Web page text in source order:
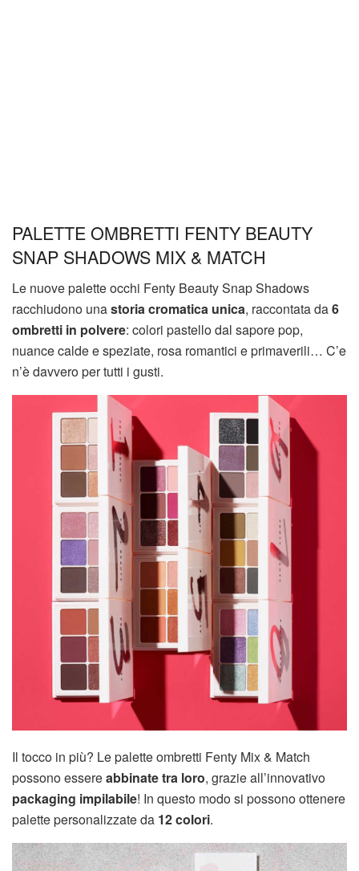
PALETTE OMBRETTI FENTY BEAUTY
SNAP SHADOWS MIX & MATCH
Le nuove palette occhi Fenty Beauty Snap Shadows
racchiudono unastoria cromatica unica, raccontata da6
ombretti in polvere: colori pastello dal sapore pop,
nuance calde e speziate, rosa romantici e primaverili… C’e
n’è davvero per tutti i gusti.
Il tocco in più? Le palette ombretti Fenty Mix & Match
possono essereabbinate tra loro, grazie all’innovativo
packaging impilabile! In questo modo si possono ottenere
palette personalizzate da 12 colori.